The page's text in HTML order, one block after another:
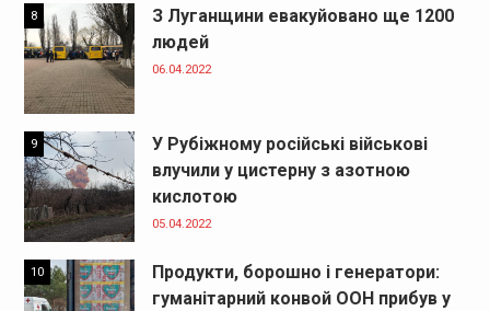
8
З Луганщини евакуйовано ще 1200
людей
06.04.2022
9
У Рубіжному російські військові
влучили у цистерну з азотною
кислотою
05.04.2022
10
Продукти, борошно і генератори:
гуманітарний конвой ООН прибув у